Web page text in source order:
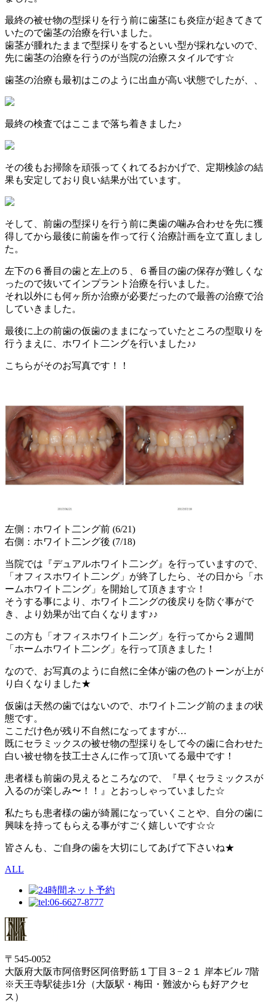
最終の被せ物の型採りを行う前に歯茎にも炎症が起きてきて
いたので歯茎の治療を行いました。
歯茎が腫れたままで型採りをするといい型が採れないので、
先に歯茎の治療を行うのが当院の治療スタイルです☆
歯茎の治療も最初はこのように出血が高い状態でしたが、、
最終の検査ではここまで落ち着きました♪
その後もお掃除を頑張ってくれてるおかげで、定期検診の結
果も安定しており良い結果が出ています。
そして、前歯の型採りを行う前に奥歯の噛み合わせを先に獲
得してから最後に前歯を作って行く治療計画を立て直しまし
た。
左下の６番目の歯と左上の５、６番目の歯の保存が難しくな
ったので抜いてインプラント治療を行いました。
それ以外にも何ヶ所か治療が必要だったので最善の治療で治
していきました。
最後に上の前歯の仮歯のままになっていたところの型取りを
行うまえに、ホワイト二ングを行いました♪♪
こちらがそのお写真です！！
左側：ホワイト二ング前 (6/21)
右側：ホワイト二ング後 (7/18)
当院では『デュアルホワイト二ング』を行っていますので、
「オフィスホワイト二ング」が終了したら、その日から「ホ
ームホワイト二ング」を開始して頂きます☆！
そうする事により、ホワイト二ングの後戻りを防ぐ事がで
き、より効果が出て白くなります♪♪
この方も「オフィスホワイト二ング」を行ってから２週間
「ホームホワイト二ング」を行って頂きました！
なので、お写真のように自然に全体が歯の色のトーンが上が
り白くなりました★
仮歯は天然の歯ではないので、ホワイト二ング前のままの状
態です。
ここだけ色が残り不自然になってますが…
既にセラミックスの被せ物の型採りをして今の歯に合わせた
白い被せ物を技工士さんに作って頂いてる最中です！
患者様も前歯の見えるところなので、『早くセラミックスが
入るのが楽しみ〜！！』とおっしゃっていました☆
私たちも患者様の歯が綺麗になっていくことや、自分の歯に
興味を持ってもらえる事がすごく嬉しいです☆☆
皆さんも、ご自身の歯を大切にしてあげて下さいね★
ALL
〒545-0052
大阪府大阪市阿倍野区阿倍野筋１丁目３−２１ 岸本ビル 7階
※天王寺駅徒歩1分（大阪駅・梅田・難波からも好アクセ
ス）